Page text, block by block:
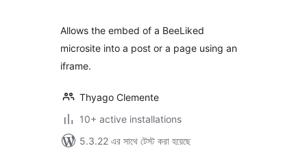
Allows the embed of a BeeLiked
microsite into a post or a page using an
iframe.
Thyago Clemente
10+ active installations
5.3.22 এর সাথে টেস্ট করা হয়েছে